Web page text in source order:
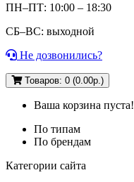
ПН–ПТ: 10:00 – 18:30
СБ–ВС: выходной
Не дозвонились?
Товаров: 0 (0.00р.)
Ваша корзина пуста!
По типам
По брендам
Категории сайта